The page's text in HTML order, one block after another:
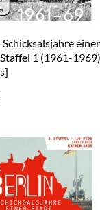
einer
1 (1961-1969)